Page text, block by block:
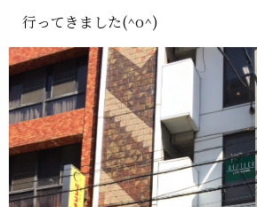
行ってきました(^o^)